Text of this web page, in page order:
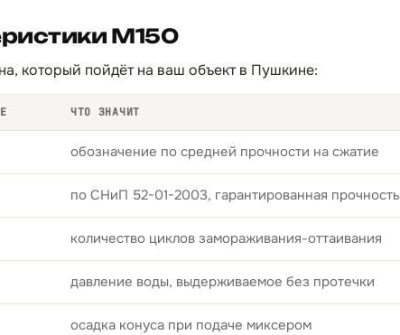
М150
который пойдёт на ваш объект в Пушкине:
ЧТО ЗНАЧИТ
обозначение по средней прочности на сжатие
по СНиП 52-01-2003, гарантированная прочность
количество циклов замораживания-оттаивания
давление воды, выдерживаемое без протечки
осадка конуса при подаче миксером